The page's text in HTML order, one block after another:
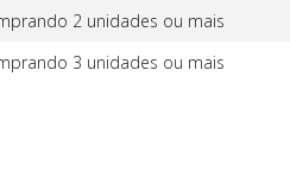
2 unidades ou mais
3 unidades ou mais